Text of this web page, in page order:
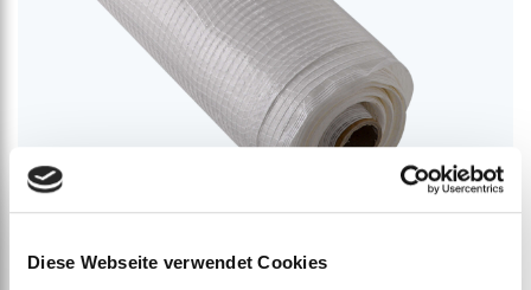
Diese Webseite verwendet Cookies